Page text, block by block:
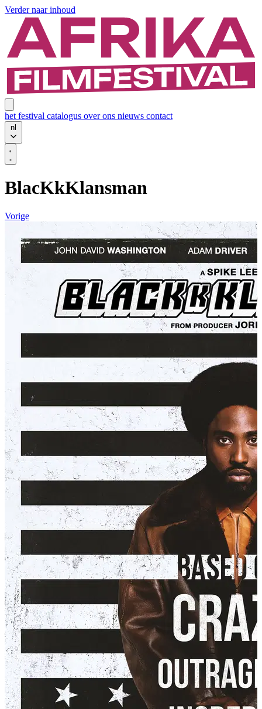
Verder naar inhoud
het festival catalogus over ons nieuws contact
nl
BlacKkKlansman
Vorige